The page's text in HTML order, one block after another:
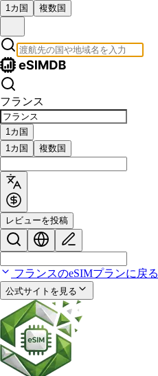
1カ国 複数国
フランス
1カ国
1カ国
複数国
レビューを投稿
フランスのeSIMプランに戻る
公式サイトを見る